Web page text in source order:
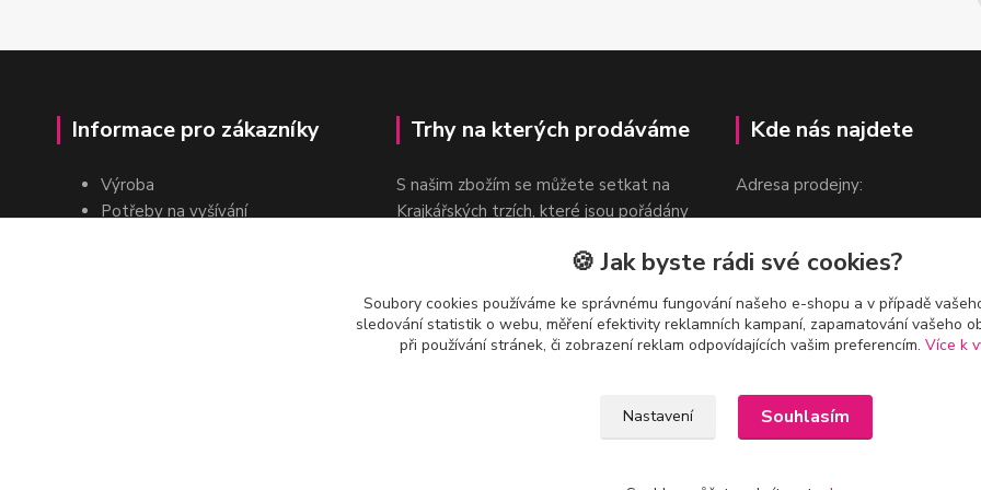
Informace pro zákazníky
Výroba
Potřeby na vyšívání
Trhy na kterých prodáváme
S našim zbožím se můžete setkat na
Krajkářských trzích, které jsou pořádány
Kde nás najdete
Adresa prodejny:
v blízkosti stanice Metra B -
Českomoravská
🍪 Jak byste rádi své cookies?
Soubory cookies používáme ke správnému fungování našeho e-shopu a v případě
sledování statistik o webu, měření efektivity reklamních kampaní, zapamatování vašeho
při používání stránek, či zobrazení reklam odpovídajících vašim preferencím. Více k
Nastavení Souhlasím